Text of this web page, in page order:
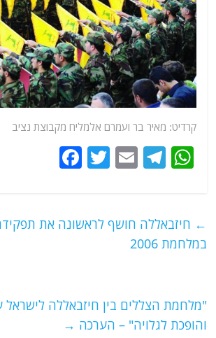
קרדיט: מאיר בר ועמרם אלמליח מקבוצת נציב
W
s
A
T
g
ra
E
l
T
er
e
k
← חיזבאללה חושף לראשונה את
במלחמת 2006
"מלחמת הצללים בין חיזבאללה לישראל
והופכת לגלויה" – הערכה →